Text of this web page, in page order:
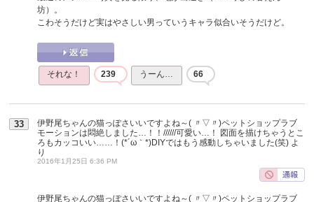
坊）。
こわそうだけど実はやさしい男っていうキャラ似合いそうだけど。
それな！ 239 うーん… 66
33
伊野尾ちゃんの猫っぽさいいですよね～( 〃▽〃)ペットショップラブ
モーションは悶絶しました…！！//////可愛い…！ 図面を描けちゃうとこ
ろもカッコいい……！(*´ω｀*)DIYではもう感動しちゃいました(笑) よ
り
2016年1月25日 6:36 PM
伊野尾ちゃんの猫っぽさいいですよね～( 〃▽〃)ペットショップラブ